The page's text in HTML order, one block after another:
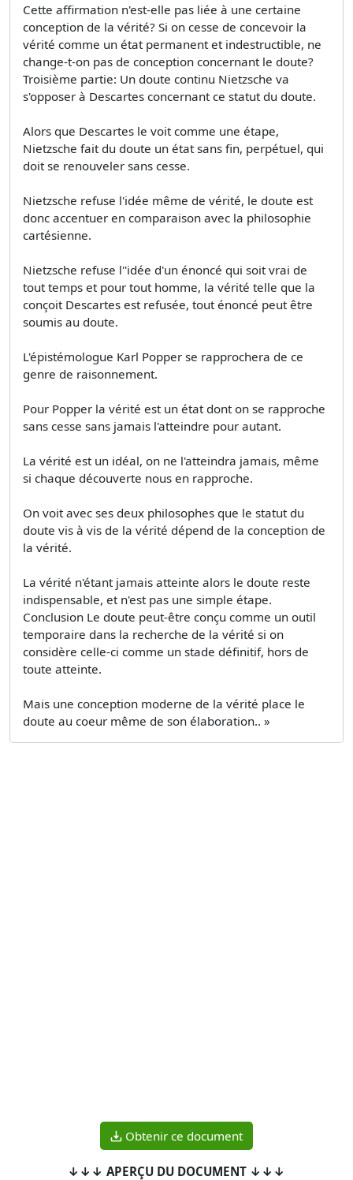
Cette affirmation n'est-elle pas liée à une certaine
conception de la vérité? Si on cesse de concevoir la
vérité comme un état permanent et indestructible, ne
change-t-on pas de conception concernant le doute?
Troisième partie: Un doute continu Nietzsche va
s'opposer à Descartes concernant ce statut du doute.
Alors que Descartes le voit comme une étape,
Nietzsche fait du doute un état sans fin, perpétuel, qui
doit se renouveler sans cesse.
Nietzsche refuse l'idée même de vérité, le doute est
donc accentuer en comparaison avec la philosophie
cartésienne.
Nietzsche refuse l''idée d'un énoncé qui soit vrai de
tout temps et pour tout homme, la vérité telle que la
conçoit Descartes est refusée, tout énoncé peut être
soumis au doute.
L'épistémologue Karl Popper se rapprochera de ce
genre de raisonnement.
Pour Popper la vérité est un état dont on se rapproche
sans cesse sans jamais l'atteindre pour autant.
La vérité est un idéal, on ne l'atteindra jamais, même
si chaque découverte nous en rapproche.
On voit avec ses deux philosophes que le statut du
doute vis à vis de la vérité dépend de la conception de
la vérité.
La vérité n'étant jamais atteinte alors le doute reste
indispensable, et n'est pas une simple étape.
Conclusion Le doute peut-être conçu comme un outil
temporaire dans la recherche de la vérité si on
considère celle-ci comme un stade définitif, hors de
toute atteinte.
Mais une conception moderne de la vérité place le
doute au coeur même de son élaboration.. »
Obtenir ce document
↓↓↓ APERÇU DU DOCUMENT ↓↓↓